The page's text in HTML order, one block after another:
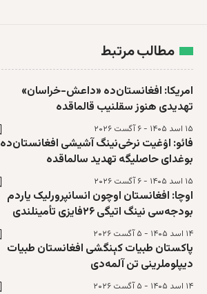
مطالب مرتبط
امریکا: افغانستان‌ده «داعش-خراسان»
تهدیدی هنوز سقلنیب قالماقده
۱۵ اسد ۱۴۰۵ - ۶ آگست ۲۰۲۶
فائو: اۉغیت نرخی‌نینگ آشیشی افغانستان‌ده
بوغدای حاصلیگه تهدید سالماقده
۱۵ اسد ۱۴۰۵ - ۶ آگست ۲۰۲۶
اوچا: افغانستان اوچون انسانپرورلیک یاردم
بودجه‌سی نینگ اتیگی ۲۶فایزی تأمینلندی
۱۴ اسد ۱۴۰۵ - ۵ آگست ۲۰۲۶
پاکستان طبیات کېنگشی افغانستان طبیات
دیپلوملرینی تن آلمه‌دی
۱۴ اسد ۱۴۰۵ - ۵ آگست ۲۰۲۶